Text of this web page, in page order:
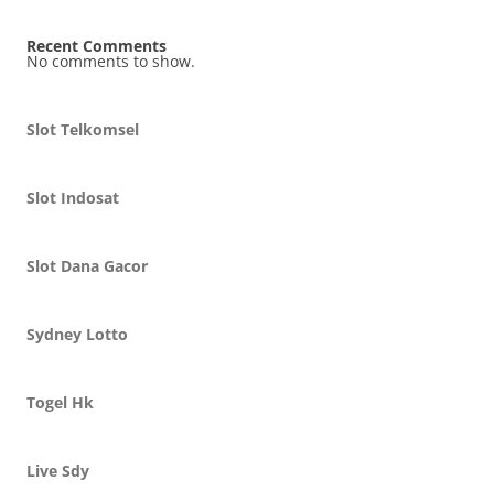
Recent Comments
No comments to show.
Slot Telkomsel
Slot Indosat
Slot Dana Gacor
Sydney Lotto
Togel Hk
Live Sdy